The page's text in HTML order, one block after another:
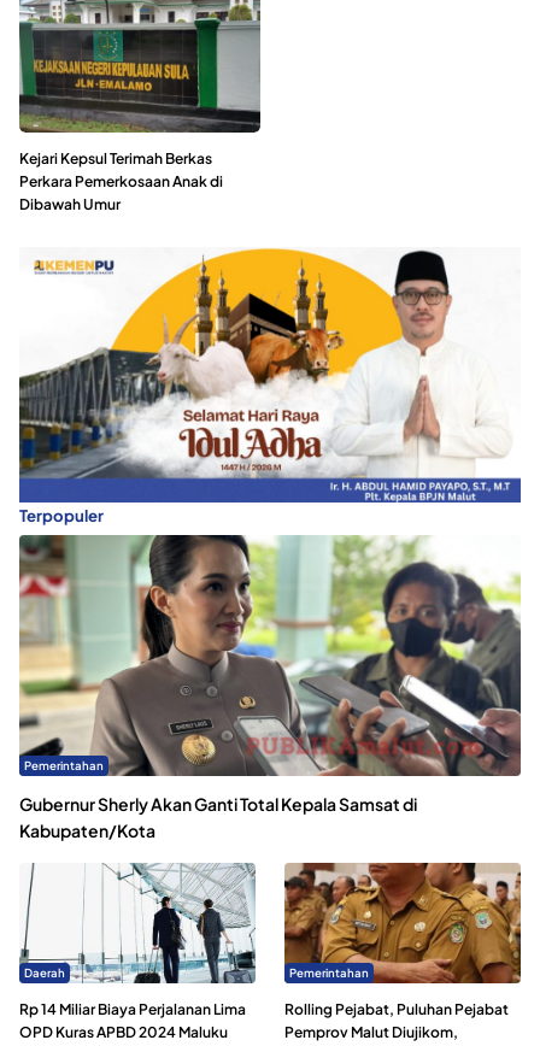
Kejari Kepsul Terimah Berkas
Perkara Pemerkosaan Anak di
Dibawah Umur
Terpopuler
Pemerintahan
Gubernur Sherly Akan Ganti Total Kepala Samsat di
Kabupaten/Kota
Daerah
Rp 14 Miliar Biaya Perjalanan Lima
OPD Kuras APBD 2024 Maluku
Pemerintahan
Rolling Pejabat, Puluhan Pejabat
Pemprov Malut Diujikom,